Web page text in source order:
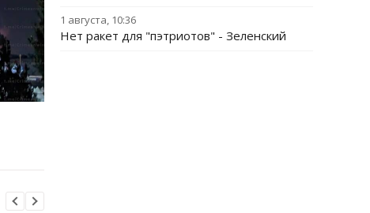
1 августа, 10:36
Нет ракет для "пэтриотов" - Зеленский